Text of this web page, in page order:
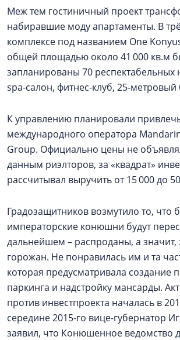
Меж тем гостиничный проект
набиравшие моду апартаменты. В
комплексе под названием Оne
общей площадью около 41 000 кв.м
запланированы 70 респектабельных
spa-салон, фитнес-клуб,
К управлению планировали
международного оператора
Group. Официально цены не
данным риэлторов, за «квадрат»
рассчитывал выручить от 15 000 до
Градозащитников возмутило то, что
императорские конюшни будут
дальнейшем – распроданы, а значит,
горожан. Не понравилась им и та
которая предусматривала создание
паркинга и надстройку мансарды.
против инвестпроекта началась в
середине 2015-го вице-губернатор
заявил, что Конюшенное ведомство